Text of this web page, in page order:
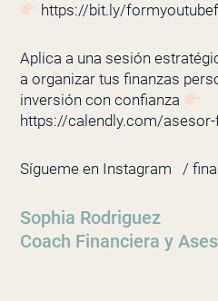
https://bit.ly/
Aplica a una sesión
a organizar tus finanzas
inversión con confianza
https://calendly.com/
Sígueme en Instagram /
Sophia Rodriguez
Coach Financiera y